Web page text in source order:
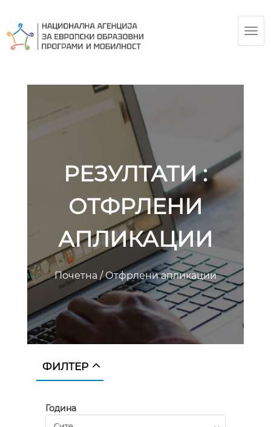
РЕЗУЛТАТИ :
ОТФРЛЕНИ
АПЛИКАЦИИ
Почетна /Отфрлени апликации
ФИЛТЕР
Година